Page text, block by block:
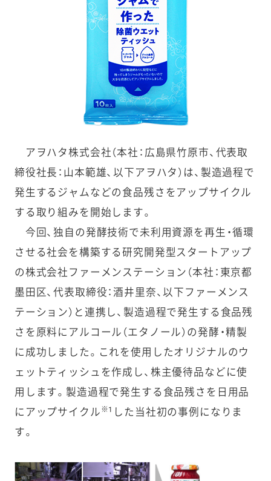
アヲハタ株式会社（本社：広島県竹原市、代表取
締役社長：山本範雄、以下アヲハタ）は、製造過程で
発生するジャムなどの食品残さをアップサイクル
する取り組みを開始します。
今回、独自の発酵技術で未利用資源を再生・循環
させる社会を構築する研究開発型スタートアップ
の株式会社ファーメンステーション（本社：東京都
墨田区、代表取締役：酒井里奈、以下ファーメンス
テーション）と連携し、製造過程で発生する食品残
さを原料にアルコール（エタノール）の発酵・精製
に成功しました。これを使用したオリジナルのウ
ェットティッシュを作成し、株主優待品などに使
用します。製造過程で発生する食品残さを日用品
にアップサイクル ※1 した当社初の事例になりま
す。